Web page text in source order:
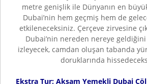
metre genişlik ile Dünyanın en
Dubai’nin hem geçmiş hem de
etkileneceksiniz. Çerçeve zirvesine
Dubai’nin nereden nereye
izleyecek, camdan oluşan tabanda
doruklarında
Ekstra Tur: Akşam Yemekli Dubai